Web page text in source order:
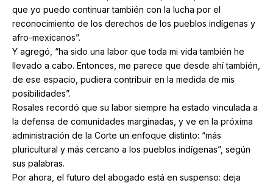
que yo puedo continuar también con la lucha por el
reconocimiento de los derechos de los pueblos indígenas y
afro-mexicanos”.
Y agregó, “ha sido una labor que toda mi vida también he
llevado a cabo. Entonces, me parece que desde ahí también,
de ese espacio, pudiera contribuir en la medida de mis
posibilidades”.
Rosales recordó que su labor siempre ha estado vinculada a
la defensa de comunidades marginadas, y ve en la próxima
administración de la Corte un enfoque distinto: “más
pluricultural y más cercano a los pueblos indígenas”, según
sus palabras.
Por ahora, el futuro del abogado está en suspenso: deja